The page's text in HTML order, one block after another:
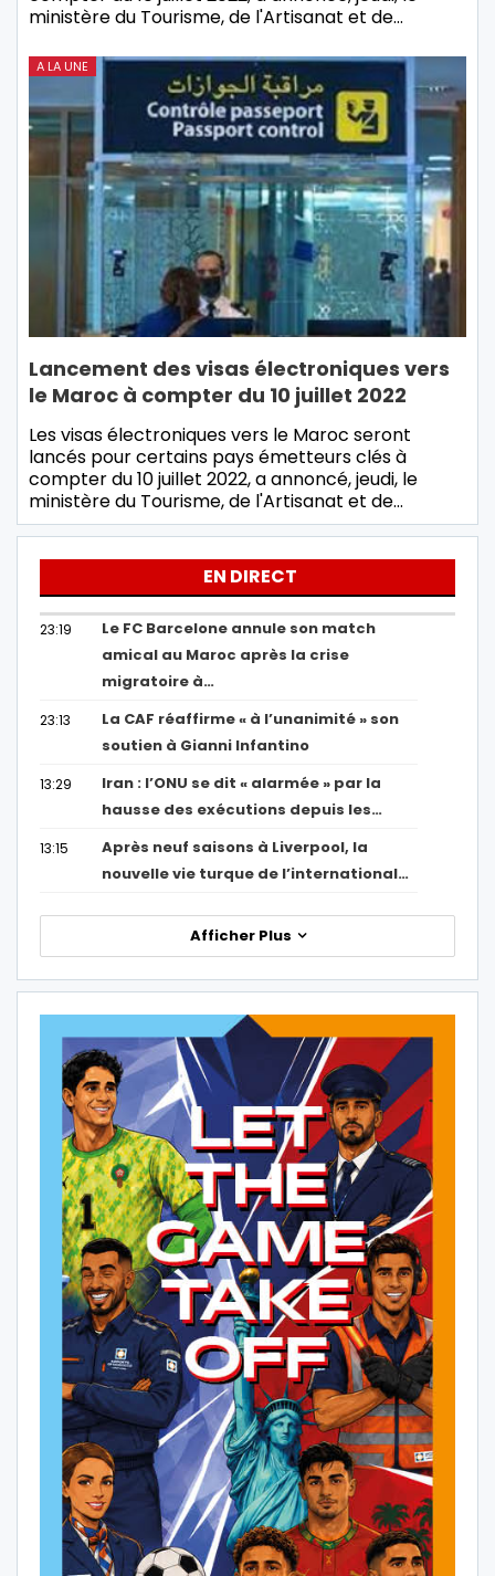
ministère du Tourisme, de l'Artisanat et de…
A LA UNE
Lancement des visas électroniques vers
le Maroc à compter du 10 juillet 2022
Les visas électroniques vers le Maroc seront
lancés pour certains pays émetteurs clés à
compter du 10 juillet 2022, a annoncé, jeudi, le
ministère du Tourisme, de l'Artisanat et de…
EN DIRECT
23:19
Le FC Barcelone annule son match
amical au Maroc après la crise
migratoire à…
23:13
La CAF réaffirme « à l’unanimité » son
soutien à Gianni Infantino
13:29
Iran : l’ONU se dit « alarmée » par la
hausse des exécutions depuis les…
13:15
Après neuf saisons à Liverpool, la
nouvelle vie turque de l’international…
Afficher Plus